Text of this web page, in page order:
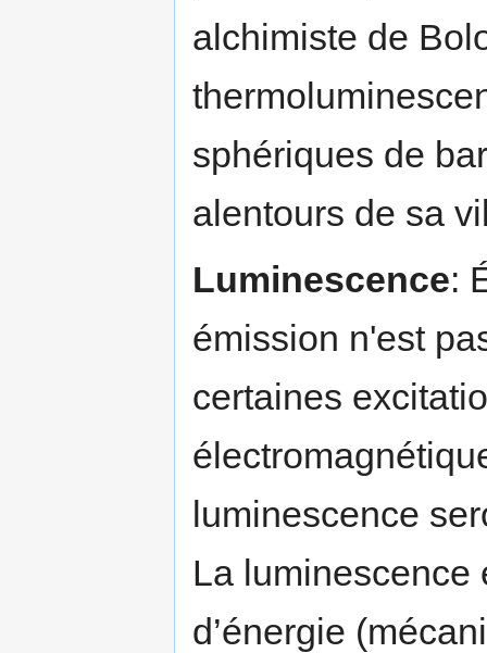
alchimiste de
sphériques de
alentours de sa
Luminescence:
émission n'est
certaines
luminescence
La luminescence
d’énergie